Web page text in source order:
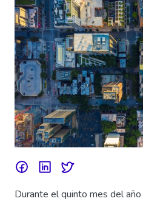
Durante el quinto mes del